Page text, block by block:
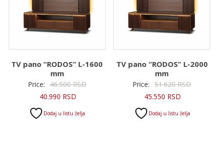
TV pano “RODOS” L-1600
mm
Price: 46.500RSDOriginalna
40.990 RSDTrenutna
Dodaj u listu želja
TV pano “RODOS” L-2000
mm
Price: 51.620RSD
45.550 RSD
Dodaj u listu želja